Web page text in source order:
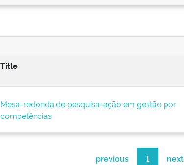
Title
Mesa-redonda de pesquisa-ação em gestão por
competências
previous 1 next